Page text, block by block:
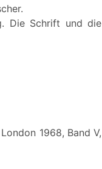
Die Schrift und die
1968, Band V,